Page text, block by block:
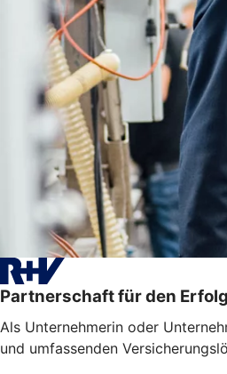
Partnerschaft für den Erfolg
Als Unternehmerin oder
und umfassenden